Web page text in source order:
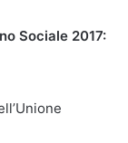
Sociale 2017: